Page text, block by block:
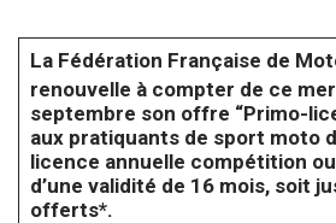
La Fédération Française de
renouvelle à compter de ce
septembre son offre “Primo-
aux pratiquants de sport moto
licence annuelle compétition
d’une validité de 16 mois, soit
offerts*.